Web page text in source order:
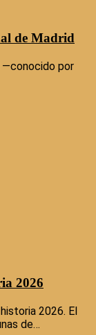
de Madrid
—conocido por
2026
2026. El
de…